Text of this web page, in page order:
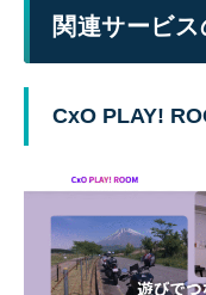
関連サービ
CxO PLAY!